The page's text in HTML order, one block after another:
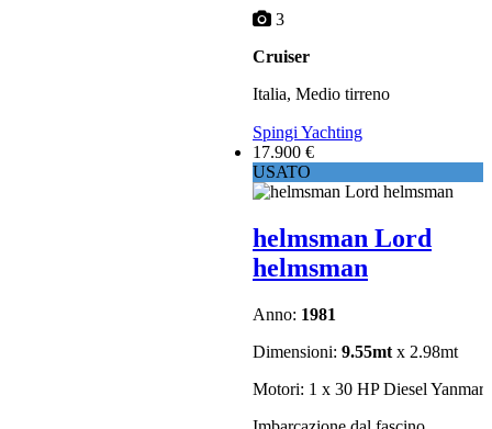
3
Cruiser
Italia, Medio tirreno
Spingi Yachting
17.900 €
USATO
helmsman Lord
helmsman
Anno: 1981
Dimensioni: 9.55mt x 2.98mt
Motori: 1 x 30 HP Diesel Yanmar